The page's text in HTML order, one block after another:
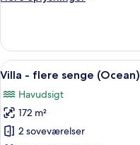
-
havudsigt
Indlæs
alle
billeder
af
Villa
6
Villa - flere senge (Ocean)
Havudsigt
172 m²
2 soveværelser